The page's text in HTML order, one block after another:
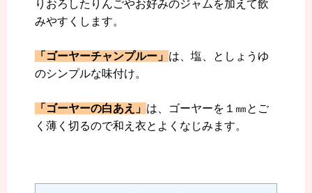
りおろしたりんごやお好みのジャムを加えて飲
みやすくします。
「ゴーヤーチャンプルー」 は、塩、としょうゆ
のシンプルな味付け。
「ゴーヤーの白あえ」 は、ゴーヤーを１㎜とご
く薄く切るので和え衣とよくなじみます。